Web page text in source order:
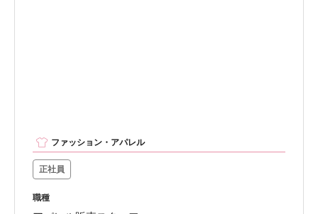
ファッション・アパレル
正社員
職種